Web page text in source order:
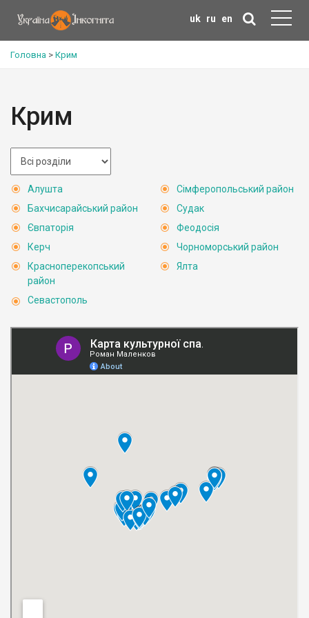
uk ru en
Головна > Крим
Крим
Алушта
Бахчисарайський район
Євпаторія
Керч
Красноперекопський
район
Севастополь
Сімферопольський район
Судак
Феодосія
Чорноморський район
Ялта